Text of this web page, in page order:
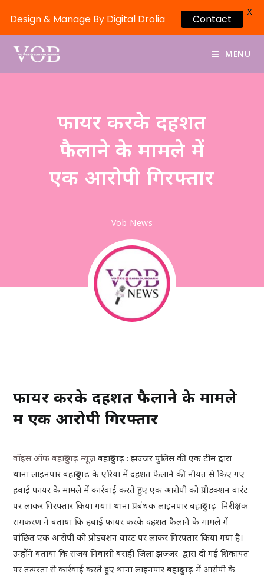
MENU
फायर करके दहशत
फैलाने के मामले में
एक आरोपी गिरफ्तार
Vob News
फायर करके दहशत फैलाने के मामले
में एक आरोपी गिरफ्तार
वॉइस ऑफ़ बहादुरगढ़ न्यूज़ बहादुरगढ़ : झज्जर पुलिस की एक टीम द्वारा
थाना लाइनपार बहादुरगढ़ के एरिया में दहशत फैलाने की नीयत से किए गए
हवाई फायर के मामले में कार्रवाई करते हुए एक आरोपी को प्रोडक्शन वारंट
पर लाकर गिरफ्तार किया गया। थाना प्रबंधक लाइनपार बहादुरगढ़ निरीक्षक
रामकरण ने बताया कि हवाई फायर करके दहशत फैलाने के मामले में
वांछित एक आरोपी को प्रोडक्शन वारंट पर लाकर गिरफ्तार किया गया है।
उन्होंने बताया कि संजय निवासी बराही जिला झज्जर द्वारा दी गई शिकायत
पर तत्परता से कार्रवाई करते हुए थाना लाइनपार बहादुरगढ़ में आरोपी के
Design & Manage By Digital Drolia Contact
X